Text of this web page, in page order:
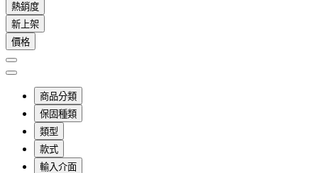
熱銷度
新上架
價格
商品分類
保固種類
類型
款式
輸入介面